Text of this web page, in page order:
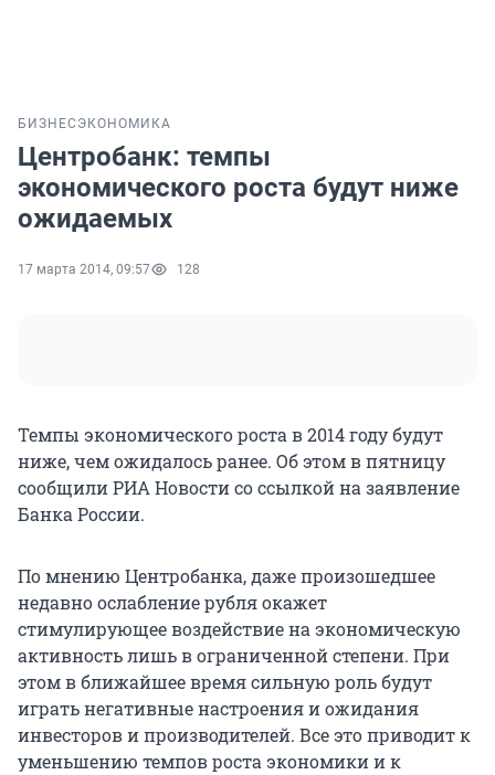
БИЗНЕС ЭКОНОМИКА
Центробанк: темпы
экономического роста будут ниже
ожидаемых
17 марта 2014, 09:57 128
Темпы экономического роста в 2014 году будут
ниже, чем ожидалось ранее. Об этом в пятницу
сообщили РИА Новости со ссылкой на заявление
Банка России.
По мнению Центробанка, даже произошедшее
недавно ослабление рубля окажет
стимулирующее воздействие на экономическую
активность лишь в ограниченной степени. При
этом в ближайшее время сильную роль будут
играть негативные настроения и ожидания
инвесторов и производителей. Все это приводит к
уменьшению темпов роста экономики и к